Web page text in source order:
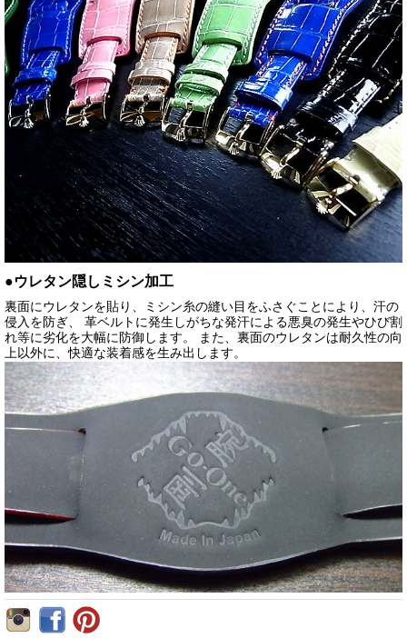
●ウレタン隠しミシン加工
裏面にウレタンを貼り、ミシン糸の縫い目をふさぐことにより、汗の
侵入を防ぎ、 革ベルトに発生しがちな発汗による悪臭の発生やひび割
れ等に劣化を大幅に防御します。 また、裏面のウレタンは耐久性の向
上以外に、快適な装着感を生み出します。